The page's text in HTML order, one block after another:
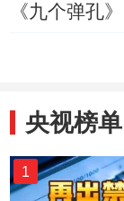
《九个弹孔》
央视榜单
1